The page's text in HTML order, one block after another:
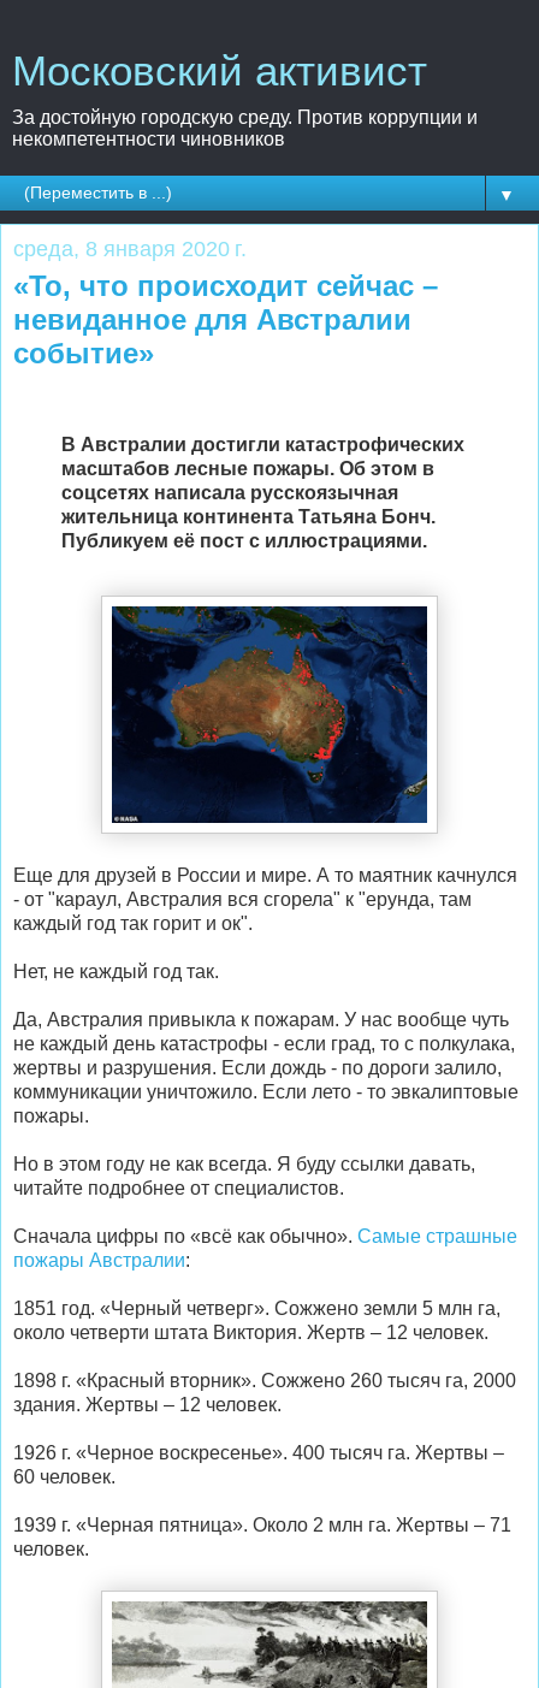
Московский активист
За достойную городскую среду. Против коррупции и
некомпетентности чиновников
▼
среда, 8 января 2020 г.
«То, что происходит сейчас –
невиданное для Австралии
событие»
В Австралии достигли катастрофических
масштабов лесные пожары. Об этом в
соцсетях написала русскоязычная
жительница континента Татьяна Бонч.
Публикуем её пост с иллюстрациями.
Еще для друзей в России и мире. А то маятник качнулся
- от "караул, Австралия вся сгорела" к "ерунда, там
каждый год так горит и ок".
Нет, не каждый год так.
Да, Австралия привыкла к пожарам. У нас вообще чуть
не каждый день катастрофы - если град, то с полкулака,
жертвы и разрушения. Если дождь - по дороги залило,
коммуникации уничтожило. Если лето - то эвкалиптовые
пожары.
Но в этом году не как всегда. Я буду ссылки давать,
читайте подробнее от специалистов.
Сначала цифры по «всё как обычно». Самые страшные
пожары Австралии:
1851 год. «Черный четверг». Сожжено земли 5 млн га,
около четверти штата Виктория. Жертв – 12 человек.
1898 г. «Красный вторник». Сожжено 260 тысяч га, 2000
здания. Жертвы – 12 человек.
1926 г. «Черное воскресенье». 400 тысяч га. Жертвы –
60 человек.
1939 г. «Черная пятница». Около 2 млн га. Жертвы – 71
человек.